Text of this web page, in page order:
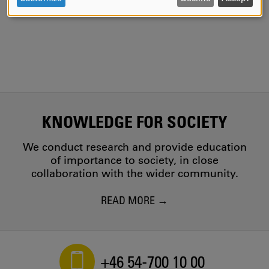
Centrum för tjänsteforskning
KNOWLEDGE FOR SOCIETY
We conduct research and provide education
of importance to society, in close
collaboration with the wider community.
READ MORE
+46 54-700 10 00
AND